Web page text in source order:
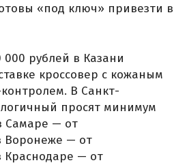
«под ключ» привезти в
рублей в Казани
кроссовер с кожаным
В Санкт-
просят минимум
Самаре — от
Воронеже — от
Краснодаре — от